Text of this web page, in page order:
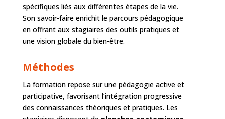
spécifiques liés aux différentes étapes de la vie.
Son savoir-faire enrichit le parcours pédagogique
en offrant aux stagiaires des outils pratiques et
une vision globale du bien-être.
Méthodes
La formation repose sur une pédagogie active et
participative, favorisant l’intégration progressive
des connaissances théoriques et pratiques. Les